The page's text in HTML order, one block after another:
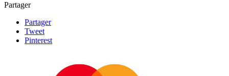
Partager
Partager
Tweet
Pinterest